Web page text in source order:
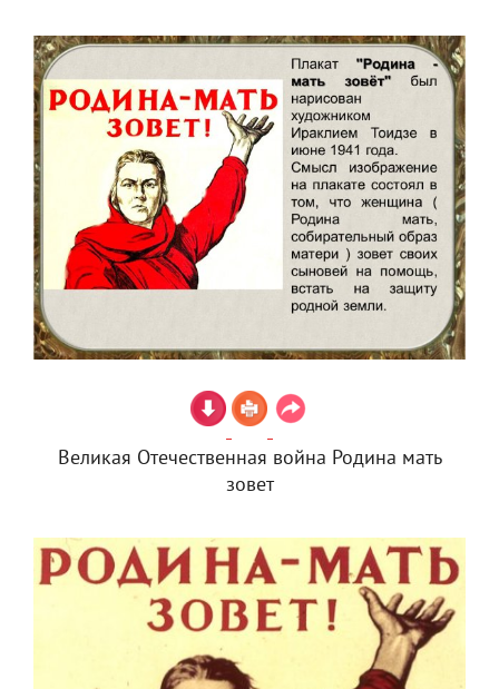
Великая Отечественная война Родина мать
зовет